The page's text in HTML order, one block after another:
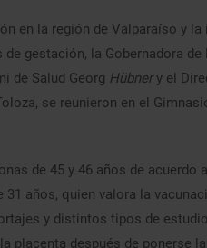
en la región de Valparaíso y la
gestación, la Gobernadora de
de Salud Georg Hübnery el
se reunieron en el
de 45 y 46 años de acuerdo
años, quien valora la
y distintos tipos de
placenta después de ponerse